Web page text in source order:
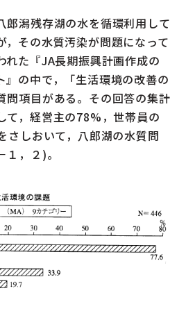
潟残存湖の水を循環利用して
，その水質汚染が問題になって
れた『JA長期振興計画作成の
』の中で，「生活環境の改善の
問項目がある。その回答の集計
て，経営主の78%，世帯員の
さしおいて，八郎湖の水質問
，２)。